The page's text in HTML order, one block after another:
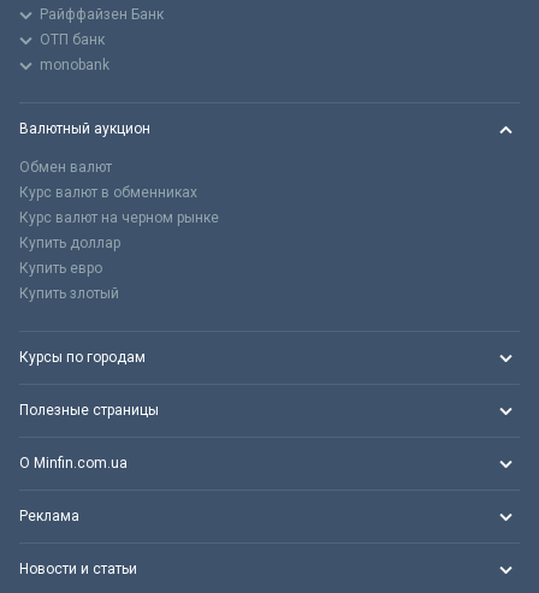
Райффайзен Банк
ОТП банк
monobank
Валютный аукцион
Обмен валют
Курс валют в обменниках
Курс валют на черном рынке
Купить доллар
Купить евро
Купить злотый
Курсы по городам
Полезные страницы
О Minfin.com.ua
Реклама
Новости и статьи